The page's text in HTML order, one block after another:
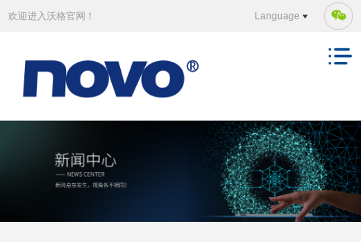
欢迎进入沃格官网！ Language